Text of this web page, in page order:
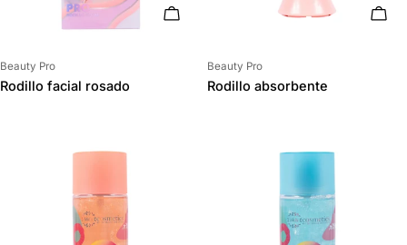
AÑADIR AL CARRITO
Proveedor:
Beauty Pro
Rodillo facial rosado
Proveedor:
Beauty Pro
Rodillo absorbente